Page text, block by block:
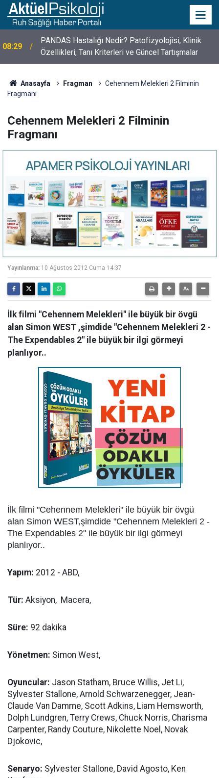
08:29
PANDAS Hastalığı Nedir? Patofizyolojisi, Klinik
Özellikleri, Tanı Kriterleri ve Güncel Tartışmalar
10:30
10 Mayıs Psikologlar Günü Nasıl Ortaya Çıktı? 10
Mayıs Tarihinin Hikayesi
Anasayfa Fragman
Cehennem Melekleri 2 Filminin
Fragmanı
Cehennem Melekleri 2 Filminin
Fragmanı
Yayınlanma: 10 Ağustos 2012 Cuma 14:37
İlk filmi "Cehennem Melekleri" ile büyük bir övgü
alan Simon WEST ,şimdide "Cehennem Melekleri 2 -
The Expendables 2" ile büyük bir ilgi görmeyi
planlıyor..
İlk filmi "Cehennem Melekleri" ile büyük bir övgü
alan Simon WEST,şimdide "Cehennem Melekleri 2 -
The Expendables 2" ile büyük bir ilgi görmeyi
planlıyor..
Yapım: 2012 - ABD,
Tür: Aksiyon, Macera,
Süre: 92 dakika
Yönetmen: Simon West,
Oyuncular: Jason Statham, Bruce Willis, Jet Li,
Sylvester Stallone, Arnold Schwarzenegger, Jean-
Claude Van Damme, Scott Adkins, Liam Hemsworth,
Dolph Lundgren, Terry Crews, Chuck Norris, Charisma
Carpenter, Randy Couture, Nikolette Noel, Novak
Djokovic,
Senaryo: Sylvester Stallone, David Agosto, Ken